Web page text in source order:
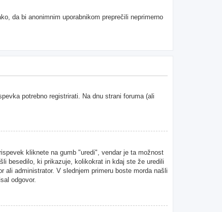
da bi anonimnim uporabnikom preprečili neprimerno
potrebno registrirati. Na dnu strani foruma (ali
kliknete na gumb "uredi", vendar je ta možnost
besedilo, ki prikazuje, kolikokrat in kdaj ste že uredili
ali administrator. V slednjem primeru boste morda našli
odgovor.